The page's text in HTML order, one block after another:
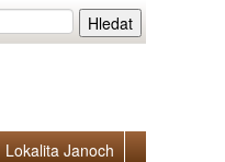
Lokalita Janoch